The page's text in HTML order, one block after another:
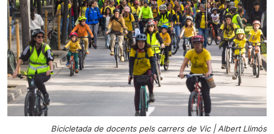
Bicicletada de docents pels carrers de Vic |Albert Llimós